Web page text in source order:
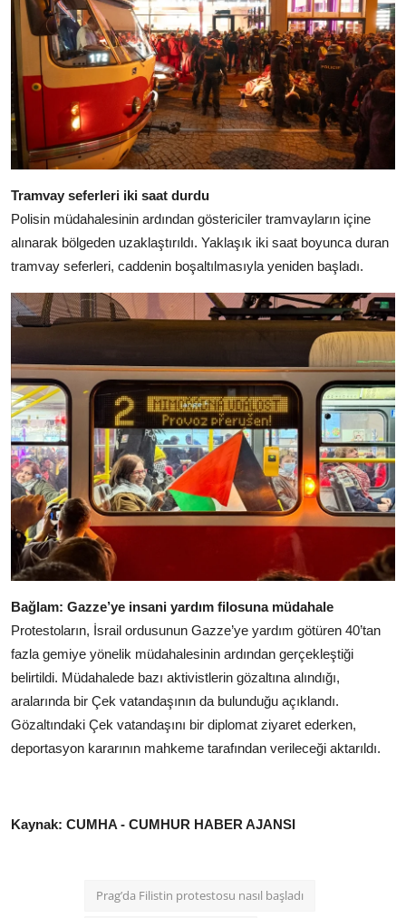
Tramvay seferleri iki saat durdu
Polisin müdahalesinin ardından göstericiler tramvayların içine
alınarak bölgeden uzaklaştırıldı. Yaklaşık iki saat boyunca duran
tramvay seferleri, caddenin boşaltılmasıyla yeniden başladı.
Bağlam: Gazze’ye insani yardım filosuna müdahale
Protestoların, İsrail ordusunun Gazze’ye yardım götüren 40’tan
fazla gemiye yönelik müdahalesinin ardından gerçekleştiği
belirtildi. Müdahalede bazı aktivistlerin gözaltına alındığı,
aralarında bir Çek vatandaşının da bulunduğu açıklandı.
Gözaltındaki Çek vatandaşını bir diplomat ziyaret ederken,
deportasyon kararının mahkeme tarafından verileceği aktarıldı.
Kaynak: CUMHA - CUMHUR HABER AJANSI
Prag’da Filistin protestosu nasıl başladı